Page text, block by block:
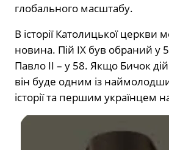
глобального масштабу.
В історії Католицької церкви
новина. Пій IX був обраний у
Павло II – у 58. Якщо Бичок
він буде одним із
історії та першим українцем